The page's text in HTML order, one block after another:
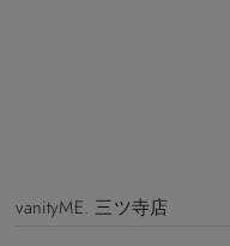
vanityME. 三ツ寺店